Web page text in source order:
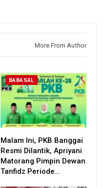
More From Author
BABASAL
Malam Ini, PKB Banggai
Resmi Dilantik, Apriyani
Matorang Pimpin Dewan
Tanfidz Periode…